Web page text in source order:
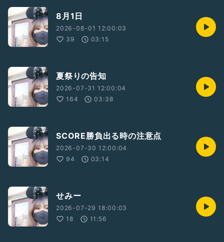
8月1日
2026-08-01 12:00:03
39
03:15
夏祭りの告知
2026-07-31 12:00:04
164
03:38
SCORE勝負出る時の注意点
2026-07-30 12:00:04
94
03:14
せみー
2026-07-29 18:00:03
18
11:56